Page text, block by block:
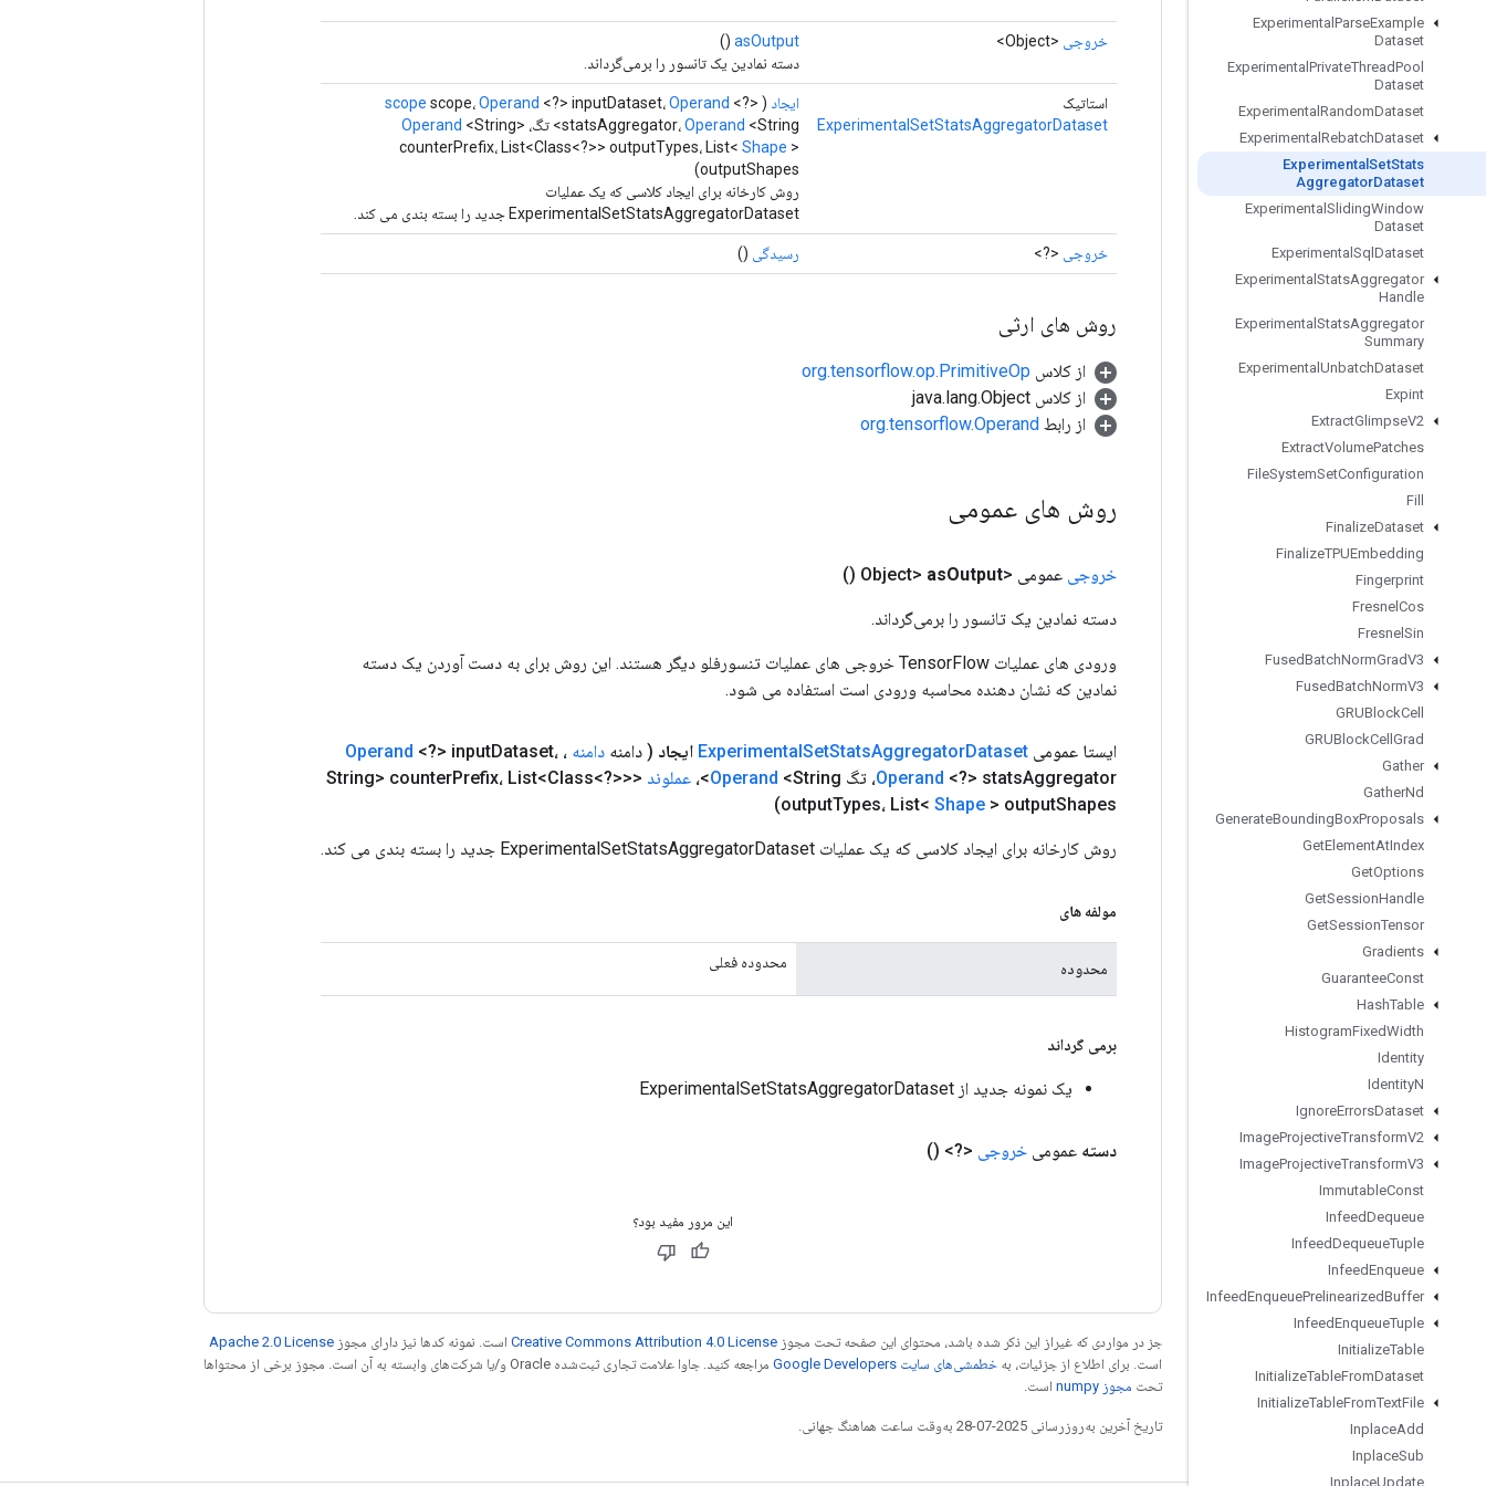
Experimental ParseExample
Dataset
Experimental PrivateThreadPool
Dataset
Experimental RandomDataset
Experimental RebatchDataset
Experimental SetStats
AggregatorDataset
Experimental SlidingWindow
Dataset
Experimental Sql Dataset
Experimental StatsAggregator
Handle
Experimental StatsAggregator
Summary
Experimental UnbatchDataset
Expint
ExtractGlimpseV2
ExtractVolumePatches
FileSystemSetConfiguration
Fill
FinalizeDataset
FinalizeTPUEmbedding
Fingerprint
Fresnel Cos
Fresnel Sin
FusedBatchNormGradV3
FusedBatchNormV3
GRUBlockCell
GRUBlockCell Grad
Gather
GatherNd
GenerateBoundingBoxProposals
GetElementAtIndex
GetOptions
GetSessionHandle
GetSessionTensor
Gradients
GuaranteeConst
HashTable
HistogramFixedWidth
Identity
IdentityN
IgnoreErrorsDataset
ImageProjectiveTransformV2
ImageProjectiveTransformV3
ImmutableConst
InfeedDequeue
InfeedDequeueTuple
InfeedEnqueue
InfeedEnqueuePrelinearizedBuffer
InfeedEnqueueTuple
InitializeTable
InitializeTableFromDataset
InitializeTableFromTextFile
InplaceAdd
InplaceSub
InplaceUpdate
خروجی <Object>
asOutput
()
دسته نمادین یک تانسور را برمی‌گرداند.
استاتیک
ExperimentalSetStatsAggregatorDataset
ایجاد (
scope scope،Operand <?> inputDataset،Operand <?>
statsAggregator،Operand <String> تگ، Operand <String>
counterPrefix، List<Class<?>> outputTypes، List< Shape >
outputShapes)
روش کارخانه برای ایجاد کلاسی که یک عملیات
ExperimentalSetStatsAggregatorDataset جدید را بسته بندی می کند.
خروجی <?> رسیدگی ()
روش های ارثی
از کلاس org.tensorflow.op.PrimitiveOp
از کلاس java.lang.Object
از رابط org.tensorflow.Operand
روش های عمومی
خروجی عمومی <Object> asOutput
()
دسته نمادین یک تانسور را برمی‌گرداند.
ورودی های عملیات TensorFlow خروجی های عملیات تنسورفلو دیگر هستند. این روش برای به دست آوردن یک دسته
نمادین که نشان دهنده محاسبه ورودی است استفاده می شود.
ایستا عمومی ExperimentalSetStatsAggregatorDataset ایجاد ( دامنه دامنه ، Operand <?> inputDataset،
Operand <?> statsAggregator، تگ Operand <String>، عملوند <String> counterPrefix، List<Class<?>>
outputTypes، List< Shape > outputShapes)
روش کارخانه برای ایجاد کلاسی که یک عملیات ExperimentalSetStatsAggregatorDataset جدید را بسته بندی می کند.
مولفه های
محدوده محدوده فعلی
برمی گرداند
یک نمونه جدید از ExperimentalSetStatsAggregatorDataset
دسته عمومی خروجی <?>
()
این مرور مفید بود؟
جز در مواردی که غیراز این ذکر شده باشد، محتوای این صفحه تحت مجوز Creative Commons Attribution 4.0 License است. نمونه کدها نیز دارای مجوز Apache 2.0 License
است. برای اطلاع از جزئیات، به خطمشی‌های سایت Google Developers‏
مراجعه کنید. جاوا علامت تجاری ثبت‌شده Oracle و/یا شرکت‌های وابسته به آن است. مجوز برخی از محتواها
تحت مجوز numpy‏ است.
تاریخ آخرین به‌روزرسانی 2025-07-28 به‌وقت ساعت هماهنگ جهانی.